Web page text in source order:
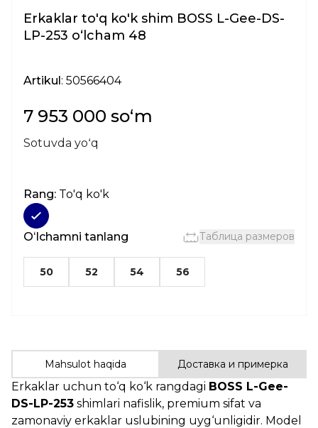
Erkaklar to'q ko'k shim BOSS L-Gee-DS-
LP-253 oʻlcham 48
Artikul: 50566404
7 953 000 soʻm
Sotuvda yoʻq
Rang: To'q ko'k
Oʻlchamni tanlang Таблица размеров
50 52 54 56
Mahsulot haqida Доставка и примерка
Erkaklar uchun to‘q ko‘k rangdagi BOSS L-Gee-
DS-LP-253 shimlari nafislik, premium sifat va
zamonaviy erkaklar uslubining uyg‘unligidir. Model